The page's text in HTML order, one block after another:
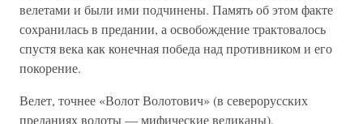
велетами и были ими подчинены. Память об этом факте
сохранилась в предании, а освобождение трактовалось
спустя века как конечная победа над противником и его
покорение.
Велет, точнее «Волот Волотович» (в северорусских
преданиях волоты — мифические великаны),